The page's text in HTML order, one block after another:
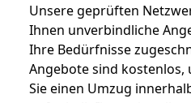
Unsere geprüften
Ihnen unverbindliche
Ihre Bedürfnisse
Angebote sind kostenlos,
Sie einen Umzug